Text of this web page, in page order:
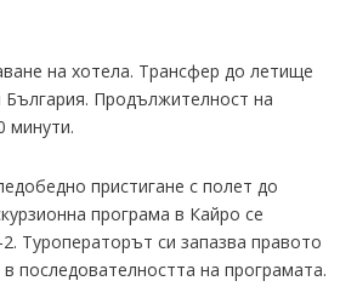
на хотела. Трансфер до летище
Продължителност на
минути.
пристигане с полет до
програма в Кайро се
Туроператорът си запазва правото
последователността на програмата.